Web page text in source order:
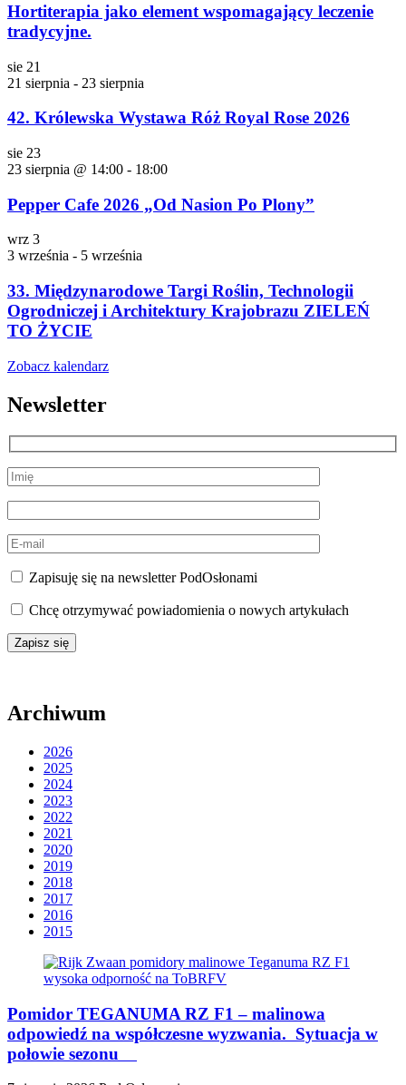
Hortiterapia jako element wspomagający leczenie
tradycyjne.
sie 21
21 sierpnia - 23 sierpnia
42. Królewska Wystawa Róż Royal Rose 2026
sie 23
23 sierpnia @ 14:00 - 18:00
Pepper Cafe 2026 „Od Nasion Po Plony”
wrz 3
3 września - 5 września
33. Międzynarodowe Targi Roślin, Technologii
Ogrodniczej i Architektury Krajobrazu ZIELEŃ
TO ŻYCIE
Zobacz kalendarz
Newsletter
Zapisuję się na newsletter PodOsłonami
Chcę otrzymywać powiadomienia o nowych artykułach
Archiwum
2026
2025
2024
2023
2022
2021
2020
2019
2018
2017
2016
2015
Pomidor TEGANUMA RZ F1 – malinowa
odpowiedź na współczesne wyzwania. Sytuacja w
połowie sezonu